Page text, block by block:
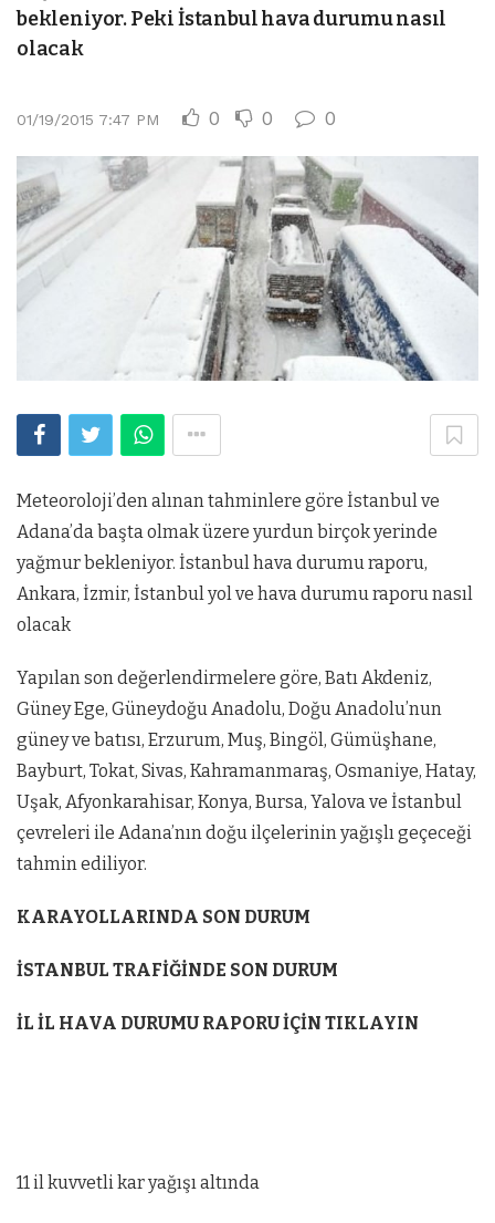
bekleniyor. Peki İstanbul hava durumu nasıl
olacak
01/19/2015 7:47 PM 0 0 0
Meteoroloji’den alınan tahminlere göre İstanbul ve
Adana’da başta olmak üzere yurdun birçok yerinde
yağmur bekleniyor. İstanbul hava durumu raporu,
Ankara, İzmir, İstanbul yol ve hava durumu raporu nasıl
olacak
Yapılan son değerlendirmelere göre, Batı Akdeniz,
Güney Ege, Güneydoğu Anadolu, Doğu Anadolu’nun
güney ve batısı, Erzurum, Muş, Bingöl, Gümüşhane,
Bayburt, Tokat, Sivas, Kahramanmaraş, Osmaniye, Hatay,
Uşak, Afyonkarahisar, Konya, Bursa, Yalova ve İstanbul
çevreleri ile Adana’nın doğu ilçelerinin yağışlı geçeceği
tahmin ediliyor.
KARAYOLLARINDA SON DURUM
İSTANBUL TRAFİĞİNDE SON DURUM
İL İL HAVA DURUMU RAPORU İÇİN TIKLAYIN
11 il kuvvetli kar yağışı altında